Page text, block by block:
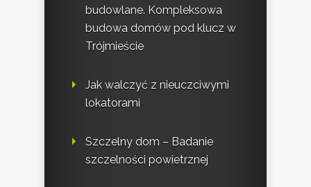
budowlane. Kompleksowa
budowa domów pod klucz w
Trójmieście
Jak walczyć z nieuczciwymi
lokatorami
Szczelny dom – Badanie
szczelności powietrznej